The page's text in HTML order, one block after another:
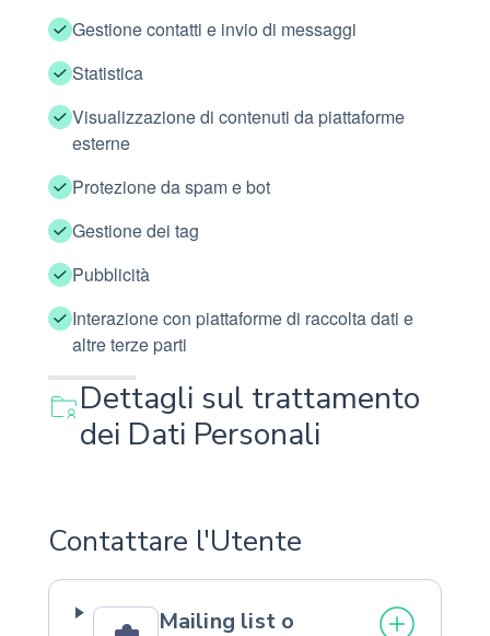
Gestione contatti e invio di messaggi
Statistica
Visualizzazione di contenuti da piattaforme
esterne
Protezione da spam e bot
Gestione dei tag
Pubblicità
Interazione con piattaforme di raccolta dati e
altre terze parti
Dettagli sul trattamento
dei Dati Personali
Contattare l'Utente
Mailing list o